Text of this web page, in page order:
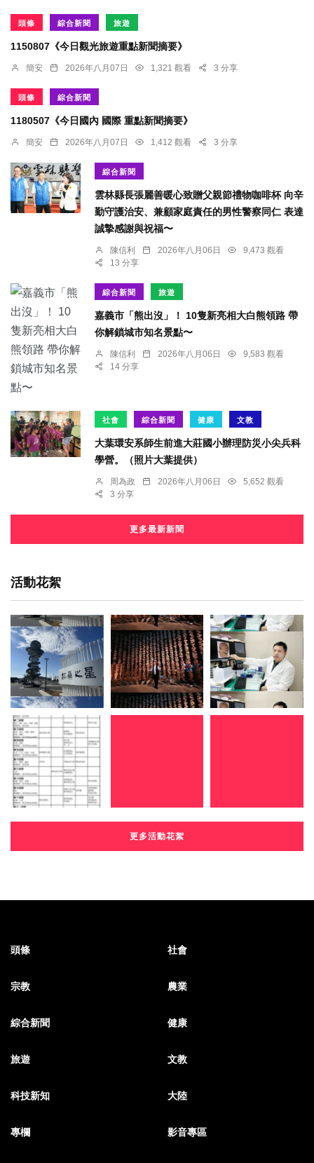
頭條 綜合新聞 旅遊
1150807《今日觀光旅遊重點新聞摘要》
簡安 2026年八月07日 1,321 觀看 3 分享
頭條 綜合新聞
1180507《今日國內 國際 重點新聞摘要》
簡安 2026年八月07日 1,412 觀看 3 分享
綜合新聞
雲林縣長張麗善暖心致贈父親節禮物咖啡杯 向辛
勤守護治安、兼顧家庭責任的男性警察同仁 表達
誠摯感謝與祝福〜
陳信利 2026年八月06日
9,473 觀看
13 分享
綜合新聞 旅遊
嘉義市「熊出沒」！ 10隻新亮相大白熊領路 帶
你解鎖城市知名景點〜
陳信利 2026年八月06日
9,583 觀看
14 分享
社會 綜合新聞 健康 文教
大葉環安系師生前進大莊國小辦理防災小尖兵科
學營。（照片大葉提供）
周為政 2026年八月06日
5,652 觀看
3 分享
更多最新新聞
活動花絮
更多活動花絮
頭條 社會
宗教 農業
綜合新聞 健康
旅遊 文教
科技新知 大陸
專欄 影音專區